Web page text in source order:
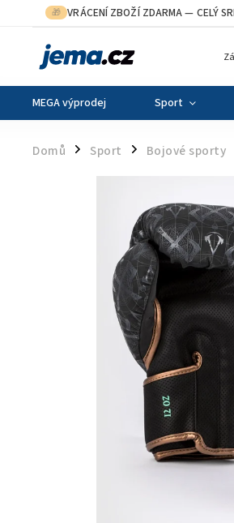
🎁 VRÁCENÍ ZBOŽÍ ZDARMA— CELÝ
MEGA výprodej Sport
Domů / Sport / Bojové sporty